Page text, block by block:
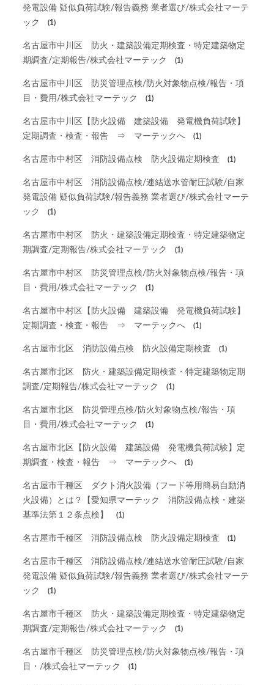
発電設備 疑似負荷試験/報告義務 業者選び/株式会社マーテ
ック
(1)
名古屋市中川区 防火・建築設備定期検査・特定建築物定
期調査/定期報告/株式会社マーテック
(1)
名古屋市中川区 防災管理点検/防火対象物点検/報告・項
目・費用/株式会社マーテック
(1)
名古屋市中川区【防火設備 建築設備 発電機負荷試験】
定期調査・検査・報告 ⇒ マーテックへ
(1)
名古屋市中村区 消防設備点検 防火設備定期検査 (1)
名古屋市中村区 消防設備点検/連結送水管耐圧試験/自家
発電設備 疑似負荷試験/報告義務 業者選び/株式会社マーテ
ック
(1)
名古屋市中村区 防火・建築設備定期検査・特定建築物定
期調査/定期報告/株式会社マーテック
(1)
名古屋市中村区 防災管理点検/防火対象物点検/報告・項
目・費用/株式会社マーテック
(1)
名古屋市中村区【防火設備 建築設備 発電機負荷試験】
定期調査・検査・報告 ⇒ マーテックへ
(1)
名古屋市北区 消防設備点検 防火設備定期検査 (1)
名古屋市北区 防火・建築設備定期検査・特定建築物定期
調査/定期報告/株式会社マーテック
(1)
名古屋市北区 防災管理点検/防火対象物点検/報告・項
目・費用/株式会社マーテック
(1)
名古屋市北区【防火設備 建築設備 発電機負荷試験】定
期調査・検査・報告 ⇒ マーテックへ
(1)
名古屋市千種区 ダクト消火設備（フード等用簡易自動消
火設備）とは？【愛知県マーテック 消防設備点検・建築
基準法第１２条点検】
(1)
名古屋市千種区 消防設備点検 防火設備定期検査 (1)
名古屋市千種区 消防設備点検/連結送水管耐圧試験/自家
発電設備 疑似負荷試験/報告義務 業者選び/株式会社マーテ
ック
(1)
名古屋市千種区 防火・建築設備定期検査・特定建築物定
期調査/定期報告/株式会社マーテック
(1)
名古屋市千種区 防災管理点検/防火対象物点検/報告・項
目・/株式会社マーテック
(1)